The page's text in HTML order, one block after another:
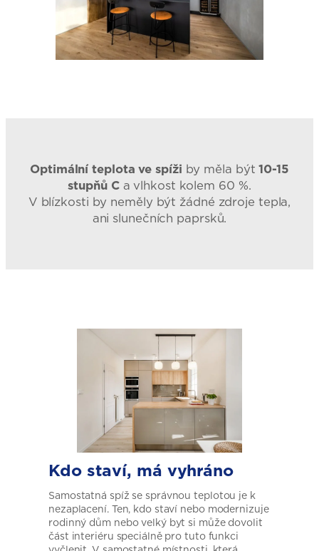
Optimální teplota ve spíži by měla být10-15
stupňů C a vlhkost kolem 60 %.
V blízkosti by neměly být žádné zdroje tepla,
ani slunečních paprsků.
Kdo staví, má vyhráno
Samostatná spíž se správnou teplotou je k
nezaplacení. Ten, kdo staví nebo modernizuje
rodinný dům nebo velký byt si může dovolit
část interiéru speciálně pro tuto funkci